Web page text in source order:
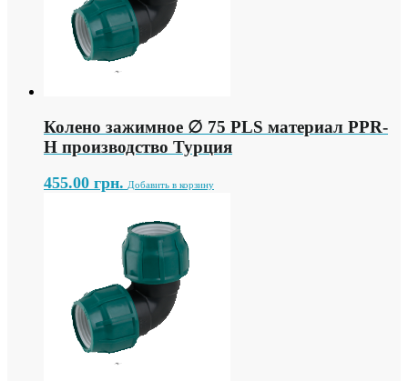
Колено зажимное ∅ 75 PLS материал PPR-
H производство Турция
455.00 грн. Добавить в корзину